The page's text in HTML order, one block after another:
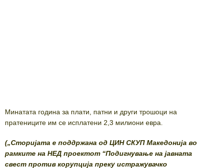
Минатата година за плати, патни и други трошоци на
пратениците им се исплатени 2,3 милиони евра.
(„Сторијата е поддржана од ЦИН СКУП Македонија во
рамките на НЕД проектот “Подигнување на јавната
свест против корупција преку истражувачко